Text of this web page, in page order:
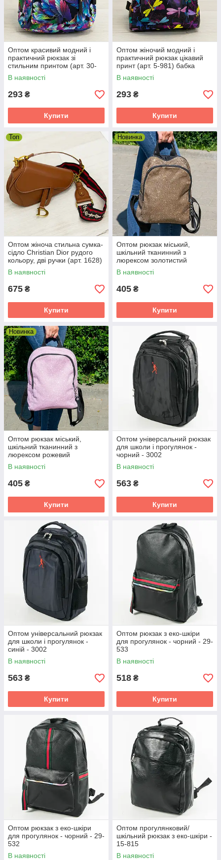
Оптом красивий модний і
практичний рюкзак зі
стильним принтом (арт. 30-
3202)
В наявності
293 ₴
Купити
Оптом жіночий модний і
практичний рюкзак цікавий
принт (арт. 5-981) бабка
В наявності
293 ₴
Купити
Топ
Оптом жіноча стильна сумка-
сідло Christian Dior рудого
кольору, дві ручки (арт. 1628)
В наявності
675 ₴
Купити
Новинка
Оптом рюкзак міський,
шкільний тканинний з
люрексом золотистий
В наявності
405 ₴
Купити
Новинка
Оптом рюкзак міський,
шкільний тканинний з
люрексом рожевий
В наявності
405 ₴
Купити
Оптом універсальний рюкзак
для школи і прогулянок -
чорний - 3002
В наявності
563 ₴
Купити
Оптом універсальний рюкзак
для школи і прогулянок -
синій - 3002
В наявності
563 ₴
Купити
Оптом рюкзак з еко-шкіри
для прогулянок - чорний - 29-
533
В наявності
518 ₴
Купити
Оптом рюкзак з еко-шкіри
для прогулянок - чорний - 29-
532
В наявності
Оптом прогулянковий/
шкільний рюкзак з еко-шкіри -
15-815
В наявності